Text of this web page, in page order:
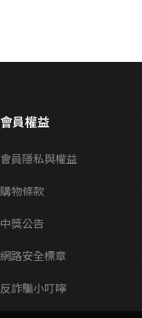
會員權益
會員隱私與權益
購物條款
中獎公告
網路安全標章
反詐騙小叮嚀